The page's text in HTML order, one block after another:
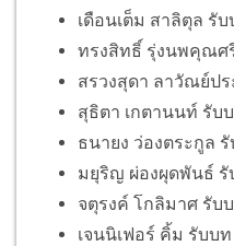
เดือนเต็ม สาลิตุล รั
ทรงสิทธิ์ รุ่งนพคุณศ
สรวงสุดา ลาวัณย์ปร
สุธิตา เกตานนท์ รับ
ธนายง ว่องตระกูล
มยุริญ ผ่องผุดพันธ์
จตุรงค์ โกลิมาศ รับ
เจนนิเฟอร์ คิ้ม รับบท